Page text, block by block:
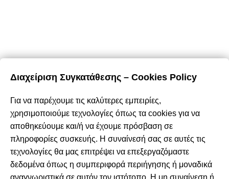
Σχετικά με εμάς
Προϊόντα
Nέα – Προτάσεις
Επικοινωνία
Πρόσφατα Άρθρα
Τελικές χειμερινές εκπτώσεις -50% σε όλα τα
προϊόντα!
Διαχείριση Συγκατάθεσης – Cookies Policy
Για να παρέχουμε τις καλύτερες εμπειρίες,
χρησιμοποιούμε τεχνολογίες όπως τα cookies για να
αποθηκεύουμε και/ή να έχουμε πρόσβαση σε
πληροφορίες συσκευής. Η συναίνεσή σας σε αυτές τις
τεχνολογίες θα μας επιτρέψει να επεξεργαζόμαστε
δεδομένα όπως η συμπεριφορά περιήγησης ή μοναδικά
αναγνωριστικά σε αυτόν τον ιστότοπο. Η μη συναίνεση ή